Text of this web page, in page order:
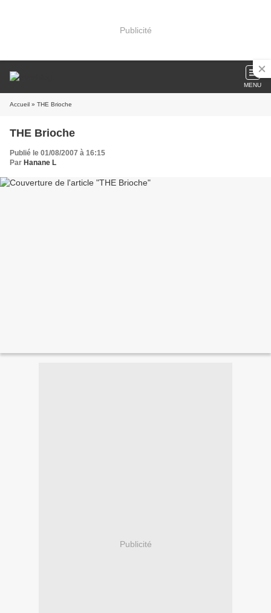
Publicité
MENU
Accueil » THE Brioche
THE Brioche
Publié le 01/08/2007 à 16:15
Par Hanane L
Publicité